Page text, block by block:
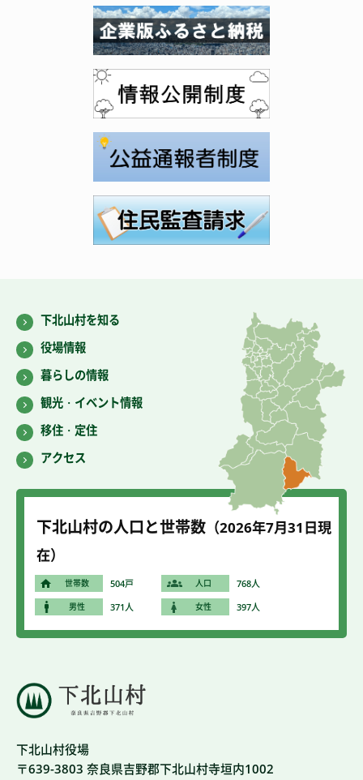
下北山村役場
〒639-3803 奈良県吉野郡下北山村寺垣内1002
下北山村を知る
役場情報
暮らしの情報
観光・イベント情報
移住・定住
アクセス
下北山村の人口と世帯数 （2026年7月31 日現
在）
世帯数 504戸 人口 768人
男性 371人 女性 397人